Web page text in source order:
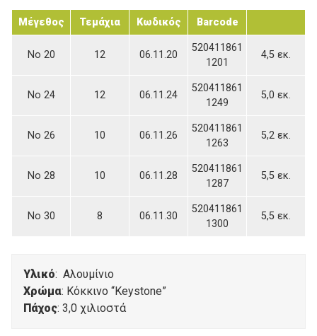
Μέγεθος Τεμάχια Κωδικός Barcode
Νο 20 12 06.11.20
520411861
1201
4,5 εκ.
Νο 24 12 06.11.24
520411861
1249
5,0 εκ.
Νο 26 10 06.11.26
520411861
1263
5,2 εκ.
Νο 28 10 06.11.28
520411861
1287
5,5 εκ.
Νο 30 8 06.11.30
520411861
1300
5,5 εκ.
Υλικό: Αλουμίνιο
Χρώμα: Κόκκινο “Keystone”
Πάχος: 3,0 χιλιοστά